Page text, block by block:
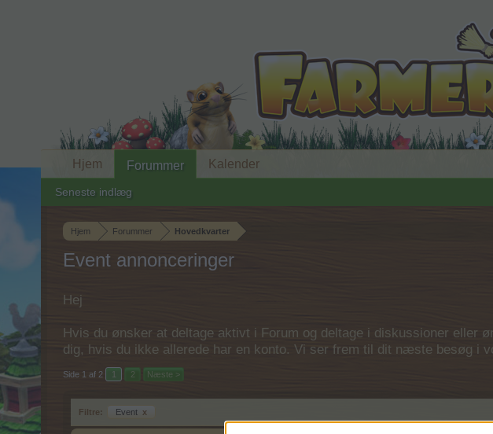
Hjem Forummer Hovedkvarter
Event annonceringer
Hej
Hvis du ønsker at deltage aktivt i Forum og deltage i diskussioner eller
dig, hvis du ikke allerede har en konto. Vi ser frem til dit næste besøg i
Side 1 af 2 1 2 Næste >
Filtre: Event x
Hjem Forummer
Seneste indlæg
Kalender